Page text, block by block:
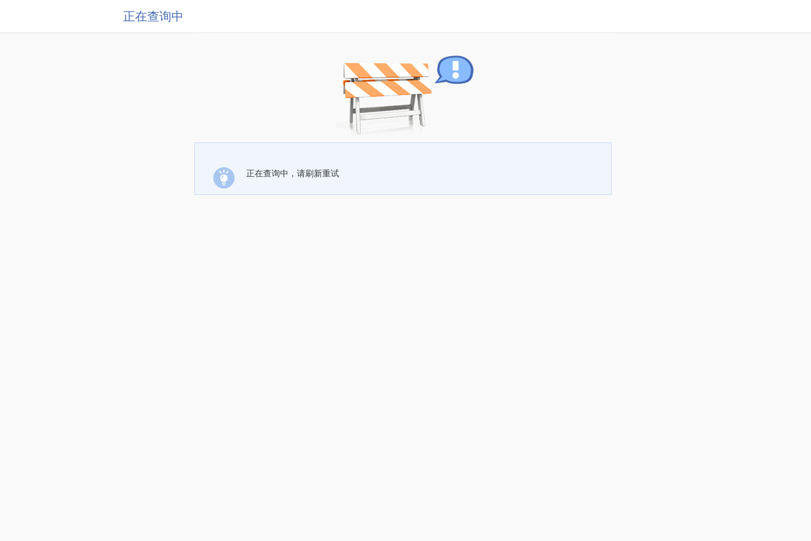
正在查询中
正在查询中，请刷新重试